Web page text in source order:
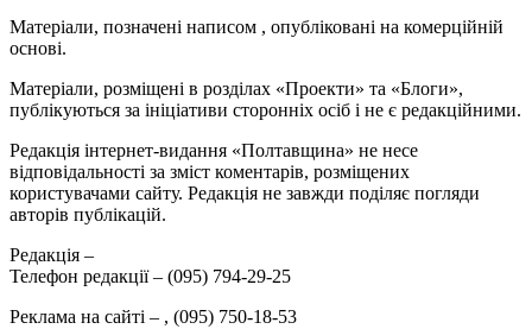
Матеріали, позначені написом , опубліковані на комерційній
основі.
Матеріали, розміщені в розділах «Проекти» та «Блоги»,
публікуються за ініціативи сторонніх осіб і не є редакційними.
Редакція інтернет-видання «Полтавщина» не несе
відповідальності за зміст коментарів, розміщених
користувачами сайту. Редакція не завжди поділяє погляди
авторів публікацій.
Редакція –
Телефон редакції – (095) 794-29-25
Реклама на сайті – , (095) 750-18-53